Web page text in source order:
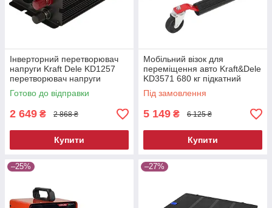
Інверторний перетворювач
напруги Kraft Dele KD1257
перетворювач напруги
автомобільний
Готово до відправки
2 649 ₴ 2 868 ₴
Купити
Мобільний візок для
переміщення авто Kraft&Dele
KD3571 680 кг підкатний
ролик для автосервісу
Під замовлення
5 149 ₴ 6 125 ₴
Купити
–25% –27%